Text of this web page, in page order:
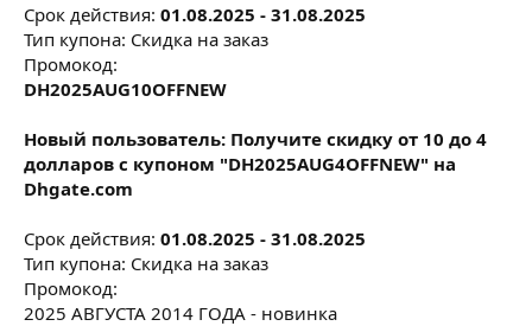
Срок действия: 01.08.2025 - 31.08.2025
Тип купона: Скидка на заказ
Промокод:
DH2025AUG10OFFNEW
Новый пользователь: Получите скидку от 10 до 4
долларов с купоном "DH2025AUG4OFFNEW" на
Dhgate.com
Срок действия: 01.08.2025 - 31.08.2025
Тип купона: Скидка на заказ
Промокод:
2025 АВГУСТА 2014 ГОДА - новинка